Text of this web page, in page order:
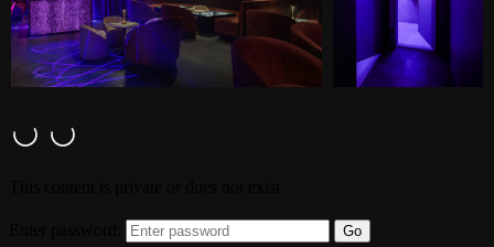
зонирования пространства и
формирует зону VIP-зала.
приобретает динамичность,